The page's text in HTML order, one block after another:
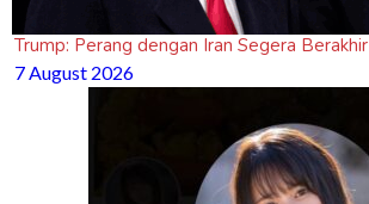
Trump: Perang dengan Iran Segera Berakhir
7 August 2026